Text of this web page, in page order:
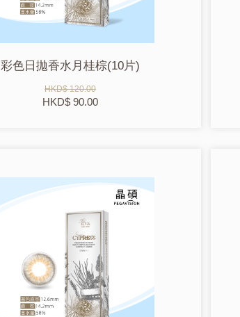
彩色日拋香水月桂棕(10片)
HKD$ 120.00
HKD$ 90.00